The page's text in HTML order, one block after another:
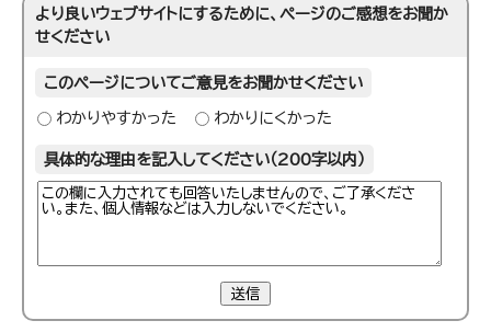
より良いウェブサイトにするために、ページのご感想をお聞か
せください
このページについてご意見をお聞かせください
わかりやすかった わかりにくかった
具体的な理由を記入してください（200字以内）
送信